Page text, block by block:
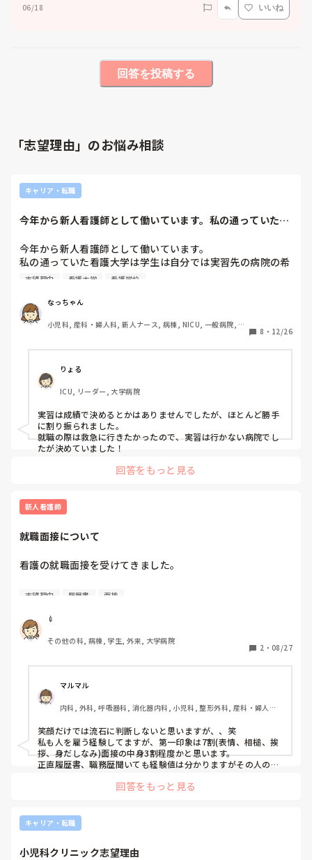
06/18 いいね
回答を投稿する
「志望理由」のお悩み相談
キャリア・転職
今年から新人看護師として働いています。私の通っていた看
今年から新人看護師として働いています。
私の通っていた看護大学は学生は自分では実習先の病院の希
望などは決められず、先生が勝手に実習先を振り分けます。
の病院に振り分けられ、全ての領域実習を1つの病院で行う
学生がいたり、何回も同じ病院、同じ病棟で実習をしている
学生もいました。
じ病棟、同じ指導者さんで、前回と比べられとても辛かった
学校側では成績のいい学生を県内の大きな病院に実習させる
ことで、今後の実習に繋げていきたいと言う考えてだと思い
ます。
しかし、学生側からしたら実習は就職先を決めるのに重要な
ことの1つになるので色々な病院での実習をしたいと思いま
す。
が限られたため、本当に就職したい病院の志望理由を考える
来年から県外の助産学校に通いますが、卒業後は地元に戻っ
て大きな病院での就職をしたいと考えています。
す。
ありません。
のになと思うことがあります。
皆さんは実習のときはどうでしたか？また、就職のときはど
うでしたか？
教えて頂きたいです。
志望理由 看護大学 看護学校
なっちゃん
小児科, 産科・婦人科, 新人ナース, 病棟, NICU, 一般病院, 大
8 ・ 12/26
りょる
ICU, リーダー, 大学病院
実習は成績で決めるとかはありませんでしたが、ほとんど勝手
に割り振られました。
就職の際は救急に行きたかったので、実習は行かない病院でし
たが決めていました！
回答をもっと見る
新人看護師
就職面接について
看護の就職面接を受けてきました。
質問されたのは、志望理由の他に
・部活でどんな役割だったの？
・地道に努力できる(履歴書に書いた内容)とあるが、最近努
力したこと何？
などでした。
私が思っていた長所短所、この病院ででのように働きたい
か、最後に自己PRあるか？、質問あるかなどは聞かれずに
これは落す前提で面接してるのか、？？と思うようになって
きました。泣
面接では礼儀マナーをきちんとし、緊張していましたが聞か
しかし緊張で笑顔が上手く作れず、面接官に「笑顔ないけど
「とても緊張してます」と正直に言ったら笑って和ませて頂
き、そこからは終始場が和んでいました。
志望理由 履歴書 面接
💉
その他の科, 病棟, 学生, 外来, 大学病院
2 ・ 08/27
マルマル
内科, 外科, 呼吸器科, 消化器内科, 小児科, 整形外科, 産科・婦人科,
期, ICU, CCU, HCU, プリセプター, 病棟, リーダー, 神経内科, 脳神
経外科, GCU, 消化器外科, 一般病院, 大学病院, 慢性期, 終末期, オ
ペ室
笑顔だけでは流石に判断しないと思いますが、、笑
私も人を雇う経験してますが、第一印象は7割(表情、相槌、挨
拶、身だしなみ)面接の中身3割程度かと思います。
正直履歴書、職務歴聞いても経験値は分かりますがその人の中
ます。
回答をもっと見る
キャリア・転職
小児科クリニック志望理由